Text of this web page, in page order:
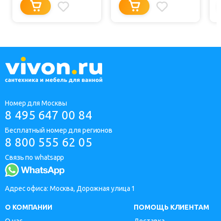
Номер для Москвы
8 495 647 00 84
Бесплатный номер для регионов
8 800 555 62 05
Связь по whatsapp
Адрес офиса: Москва, Дорожная улица 1
О КОМПАНИИ
ПОМОЩЬ КЛИЕНТАМ